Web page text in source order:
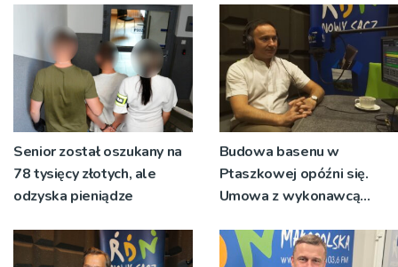
Senior został oszukany na
78 tysięcy złotych, ale
odzyska pieniądze
Budowa basenu w
Ptaszkowej opóźni się.
Umowa z wykonawcą
nie zostanie podpisana